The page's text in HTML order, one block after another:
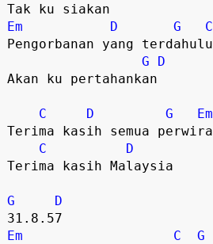
Em
D G
C
Pengorbanan yang terdahulu
G
D
Akan ku pertahankan
C D G
Em
Terima kasih semua perwira
C
D
Terima kasih Malaysia
G
D
Em
C
G